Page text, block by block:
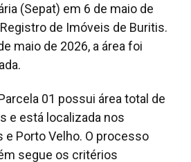
(Sepat) em 6 de maio de
de Imóveis de Buritis.
maio de 2026, a área foi
01 possui área total de
e está localizada nos
Porto Velho. O processo
segue os critérios